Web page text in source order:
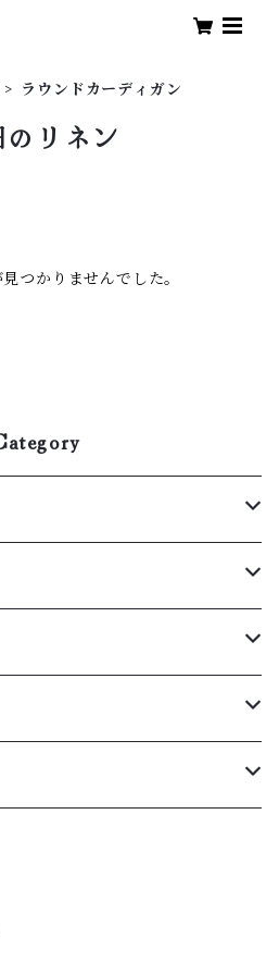
ラウンドカーディガン
のリネン
つかりませんでした。
ーダー
ダー